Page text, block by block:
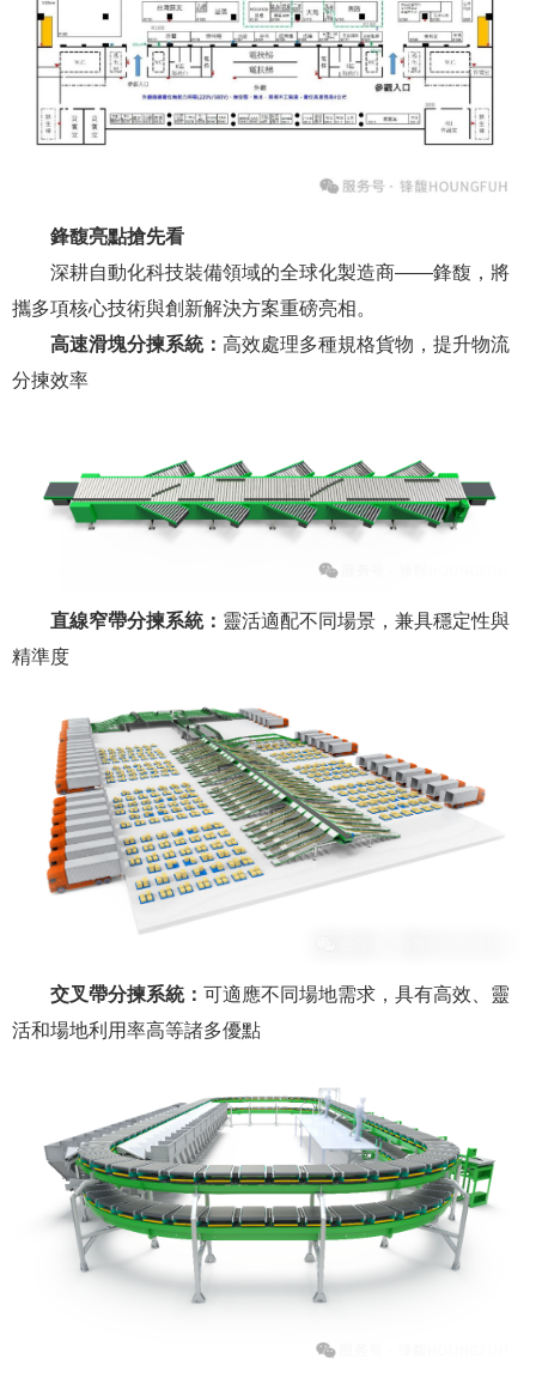
鋒馥亮點搶先看
深耕自動化科技裝備領域的全球化製造商——鋒馥，將
攜多項核心技術與創新解決方案重磅亮相。
高速滑塊分揀系統： 高效處理多種規格貨物，提升物流
分揀效率
直線窄帶分揀系統： 靈活適配不同場景，兼具穩定性與
精準度
交叉帶分揀系統： 可適應不同場地需求，具有高效、靈
活和場地利用率高等諸多優點